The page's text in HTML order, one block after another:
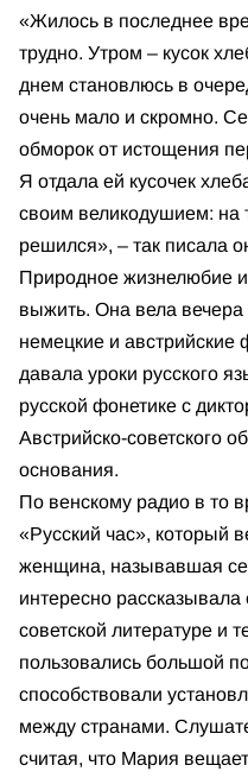
«Жилось в последнее
трудно. Утром – кусок
днем становлюсь в
очень мало и скромно.
обморок от истощения
Я отдала ей кусочек
своим великодушием: на
решился», – так писала
Природное жизнелюбие
выжить. Она вела
немецкие и австрийские
давала уроки русского
русской фонетике с
Австрийско-советского
основания.
По венскому радио в то
«Русский час», который
женщина, называвшая
интересно
советской литературе и
пользовались большой
способствовали
между странами.
считая, что Мария